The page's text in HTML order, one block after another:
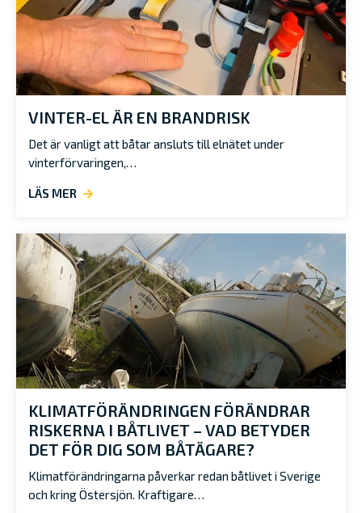
VINTER-EL ÄR EN BRANDRISK
Det är vanligt att båtar ansluts till elnätet under
vinterförvaringen,…
LÄS MER
KLIMATFÖRÄNDRINGEN FÖRÄNDRAR
RISKERNA I BÅTLIVET – VAD BETYDER
DET FÖR DIG SOM BÅTÄGARE?
Klimatförändringarna påverkar redan båtlivet i Sverige
och kring Östersjön. Kraftigare…